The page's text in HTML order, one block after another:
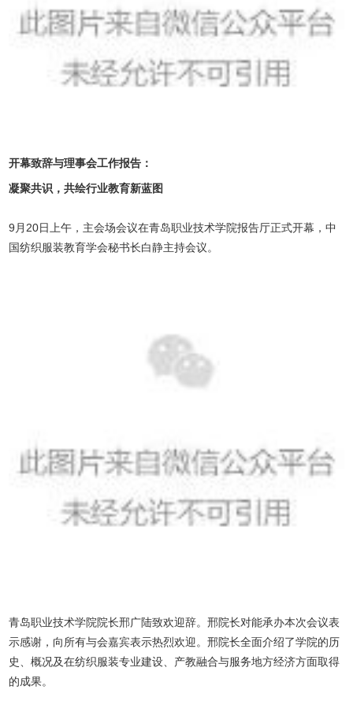
开幕致辞与理事会工作报告：
凝聚共识，共绘行业教育新蓝图
9月20日上午，主会场会议在青岛职业技术学院报告厅正式开幕，中
国纺织服装教育学会秘书长白静主持会议。
青岛职业技术学院院长邢广陆致欢迎辞。邢院长对能承办本次会议表
示感谢，向所有与会嘉宾表示热烈欢迎。邢院长全面介绍了学院的历
史、概况及在纺织服装专业建设、产教融合与服务地方经济方面取得
的成果。